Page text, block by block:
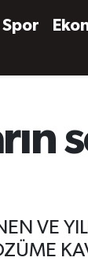
Spor
VE